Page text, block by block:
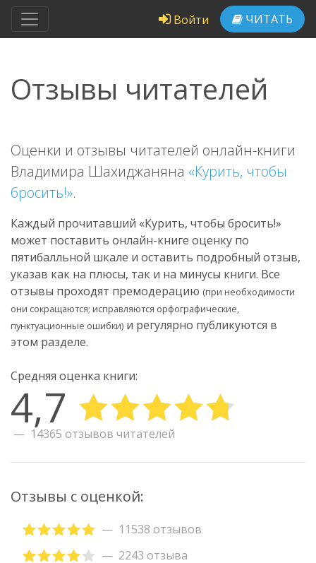
Войти ЧИТАТЬ
Отзывы читателей
Оценки и отзывы читателей онлайн-книги
Владимира Шахиджаняна «Курить, чтобы
бросить!».
Каждый прочитавший «Курить, чтобы бросить!»
может поставить онлайн-книге оценку по
пятибалльной шкале и оставить подробный отзыв,
указав как на плюсы, так и на минусы книги. Все
отзывы проходят премодерацию (при необходимости
они сокращаются; исправляются орфографические,
пунктуационные ошибки) и регулярно публикуются в
этом разделе.
Средняя оценка книги:
4,7
14365 отзывов читателей
Отзывы с оценкой:
11538 отзывов
2243 отзыва